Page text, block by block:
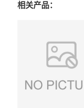
相关产品：